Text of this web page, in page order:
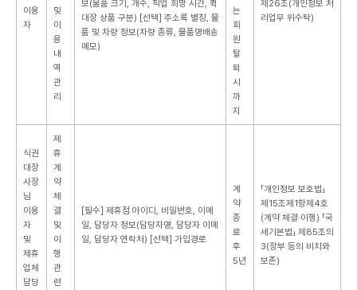
이용
자
및
이
용
내
역
관
리
보(물품 크기, 개수, 픽업 희망 시간, 퀵
대장 상품 구분) [선택] 주소록 별칭, 물
품 및 차량 정보(차량 종류, 물품명배송
메모)
는
회
원
탈
퇴
시
까
지
제26조(개인정보 처
리업무 위수탁)
식권
대장
사장
님
이용
자
및
제휴
업체
담당
제
휴
계
약
체
결
및
이
행
관
련
[필수] 제휴점 아이디, 비밀번호, 이메
일, 담당자 정보(담당자명, 담당자 이메
일, 담당자 연락처) [선택] 가입경로
계
약
종
료
후
5년
「개인정보 보호법」
제15조제1항제4호
(계약 체결·이행) 「국
세기본법」 제85조의
3(장부 등의 비치와
보존)